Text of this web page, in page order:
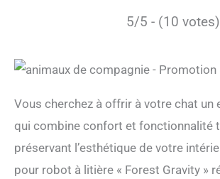
5/5 - (10 votes)
Vous cherchez à offrir à votre chat un
qui combine confort et fonctionnalité
préservant l’esthétique de votre
pour robot à litière « Forest Gravity »